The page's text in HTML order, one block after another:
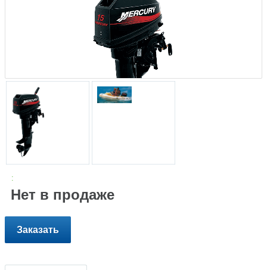
:
Нет в продаже
Заказать